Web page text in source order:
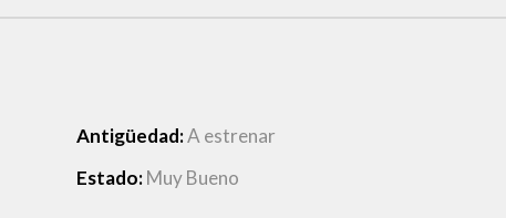
Antigüedad:A estrenar
Estado:Muy Bueno